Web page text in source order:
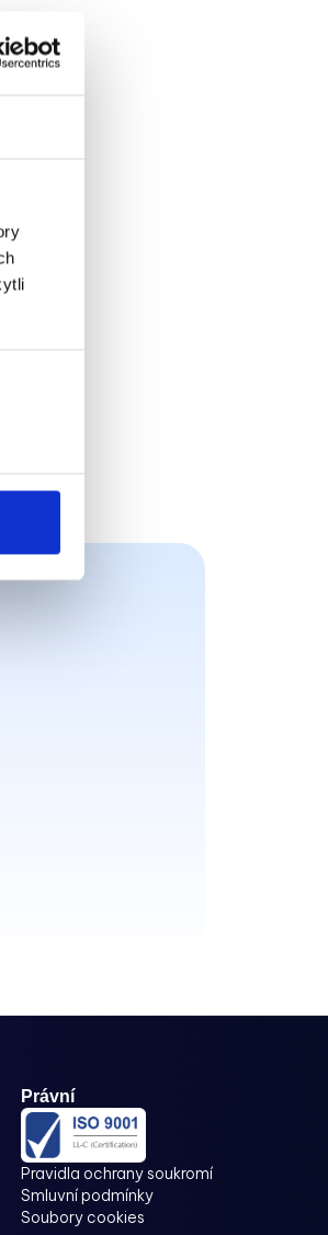
Právní
Pravidla ochrany soukromí
Smluvní podmínky
Soubory cookies